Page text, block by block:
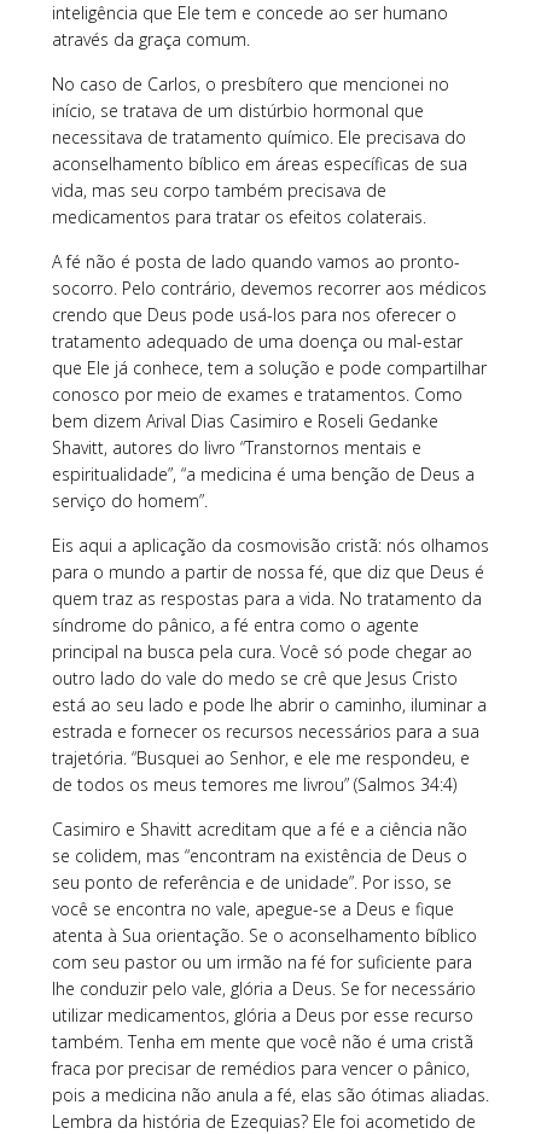
inteligência que Ele tem e concede ao ser humano
através da graça comum.
No caso de Carlos, o presbítero que mencionei no
início, se tratava de um distúrbio hormonal que
necessitava de tratamento químico. Ele precisava do
aconselhamento bíblico em áreas específicas de sua
vida, mas seu corpo também precisava de
medicamentos para tratar os efeitos colaterais.
A fé não é posta de lado quando vamos ao pronto-
socorro. Pelo contrário, devemos recorrer aos médicos
crendo que Deus pode usá-los para nos oferecer o
tratamento adequado de uma doença ou mal-estar
que Ele já conhece, tem a solução e pode compartilhar
conosco por meio de exames e tratamentos. Como
bem dizem Arival Dias Casimiro e Roseli Gedanke
Shavitt, autores do livro “Transtornos mentais e
espiritualidade”, “a medicina é uma benção de Deus a
serviço do homem”.
Eis aqui a aplicação da cosmovisão cristã: nós olhamos
para o mundo a partir de nossa fé, que diz que Deus é
quem traz as respostas para a vida. No tratamento da
síndrome do pânico, a fé entra como o agente
principal na busca pela cura. Você só pode chegar ao
outro lado do vale do medo se crê que Jesus Cristo
está ao seu lado e pode lhe abrir o caminho, iluminar a
estrada e fornecer os recursos necessários para a sua
trajetória. “Busquei ao Senhor, e ele me respondeu, e
de todos os meus temores me livrou” (Salmos 34:4)
Casimiro e Shavitt acreditam que a fé e a ciência não
se colidem, mas “encontram na existência de Deus o
seu ponto de referência e de unidade”. Por isso, se
você se encontra no vale, apegue-se a Deus e fique
atenta à Sua orientação. Se o aconselhamento bíblico
com seu pastor ou um irmão na fé for suficiente para
lhe conduzir pelo vale, glória a Deus. Se for necessário
utilizar medicamentos, glória a Deus por esse recurso
também. Tenha em mente que você não é uma cristã
fraca por precisar de remédios para vencer o pânico,
pois a medicina não anula a fé, elas são ótimas aliadas.
Lembra da história de Ezequias? Ele foi acometido de